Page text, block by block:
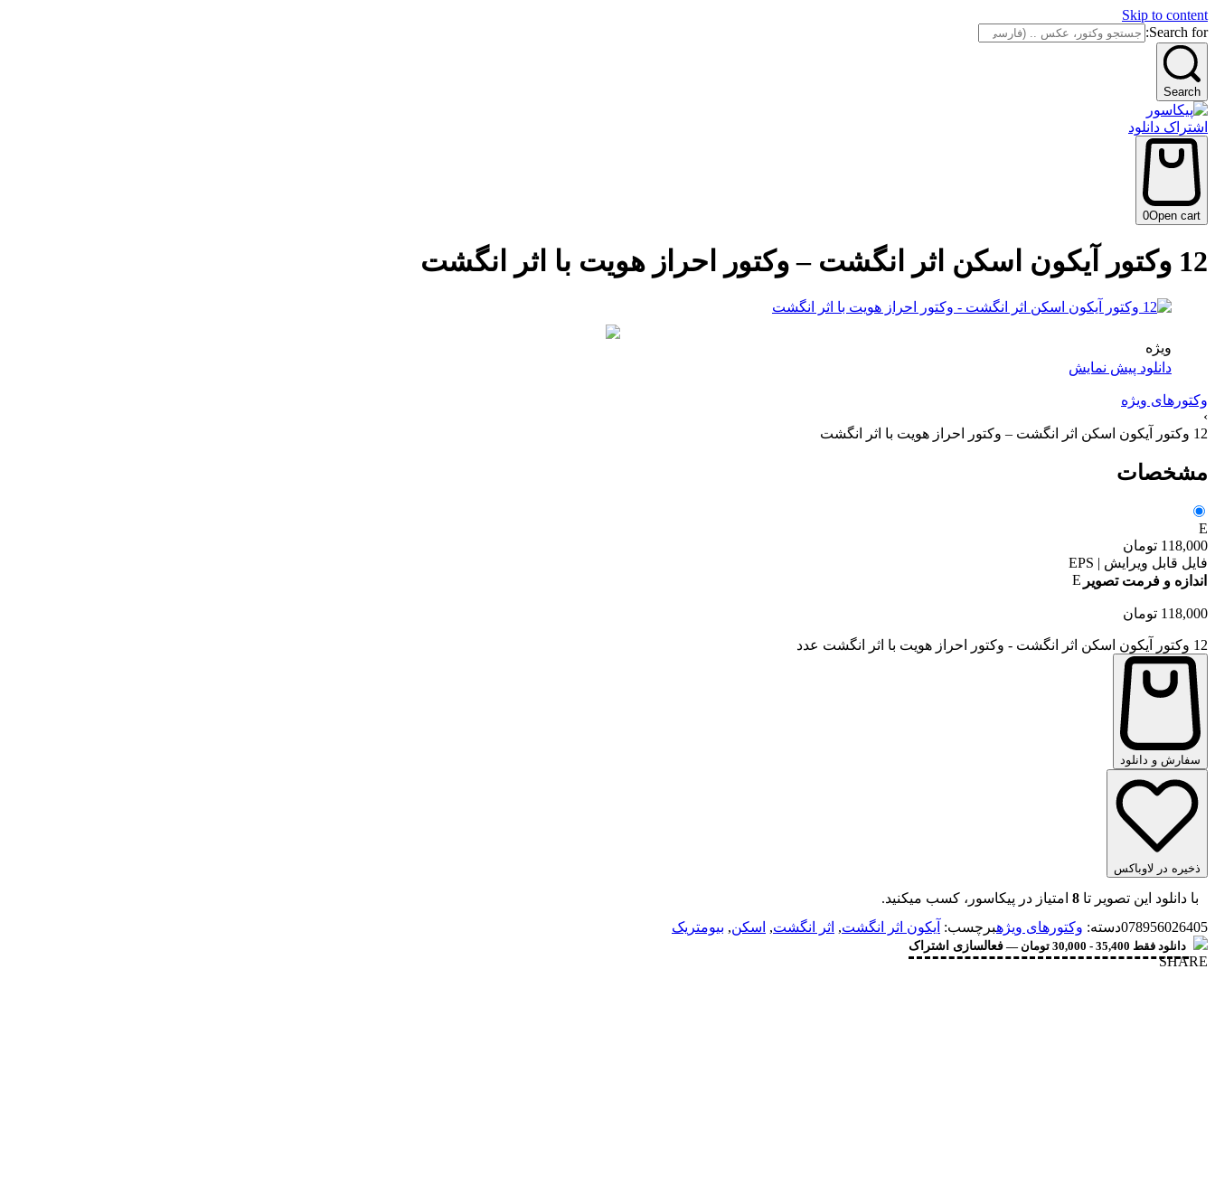
Skip to content
Search for:
Search
اشتراک دانلود
0Open cart
12 وکتور آیکون اسکن اثر انگشت – وکتور احراز هویت با اثر انگشت
ویژه
دانلود پیش نمایش
وکتورهای ویژه
›
12 وکتور آیکون اسکن اثر انگشت – وکتور احراز هویت با اثر انگشت
مشخصات
E
118,000 تومان
فایل قابل ویرایش | EPS
اندازه و فرمت تصویر E
118,000 تومان
12 وکتور آیکون اسکن اثر انگشت - وکتور احراز هویت با اثر انگشت عدد
سفارش و دانلود
ذخیره در لاوباکس
با دانلود این تصویر تا 8 امتیاز در پیکاسور، کسب میکنید.
078956026405دسته: وکتورهای ویژهبرچسب: آیکون اثر انگشت, اثر انگشت, اسکن, بیومتریک
دانلود فقط 35,400 - 30,000 تومان — فعالسازی اشتراک
SHARE